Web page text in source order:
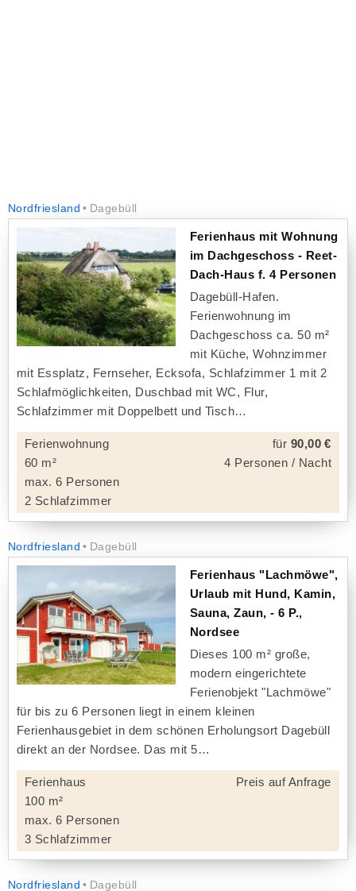
Nordfriesland Dagebüll
Ferienhaus mit Wohnung
im Dachgeschoss - Reet-
Dach-Haus f. 4 Personen
Dagebüll-Hafen.
Ferienwohnung im
Dachgeschoss ca. 50 m²
mit Küche, Wohnzimmer
mit Essplatz, Fernseher, Ecksofa, Schlafzimmer 1 mit 2
Schlafmöglichkeiten, Duschbad mit WC, Flur,
Schlafzimmer mit Doppelbett und Tisch
Ferienwohnung
60 m²
max. 6 Personen
2 Schlafzimmer
für 90,00 €
4 Personen / Nacht
Nordfriesland Dagebüll
Ferienhaus "Lachmöwe",
Urlaub mit Hund, Kamin,
Sauna, Zaun, - 6 P.,
Nordsee
Dieses 100 m² große,
modern eingerichtete
Ferienobjekt "Lachmöwe"
für bis zu 6 Personen liegt in einem kleinen
Ferienhausgebiet in dem schönen Erholungsort Dagebüll
direkt an der Nordsee. Das mit 5
Ferienhaus
100 m²
max. 6 Personen
3 Schlafzimmer
Preis auf Anfrage
Nordfriesland Dagebüll